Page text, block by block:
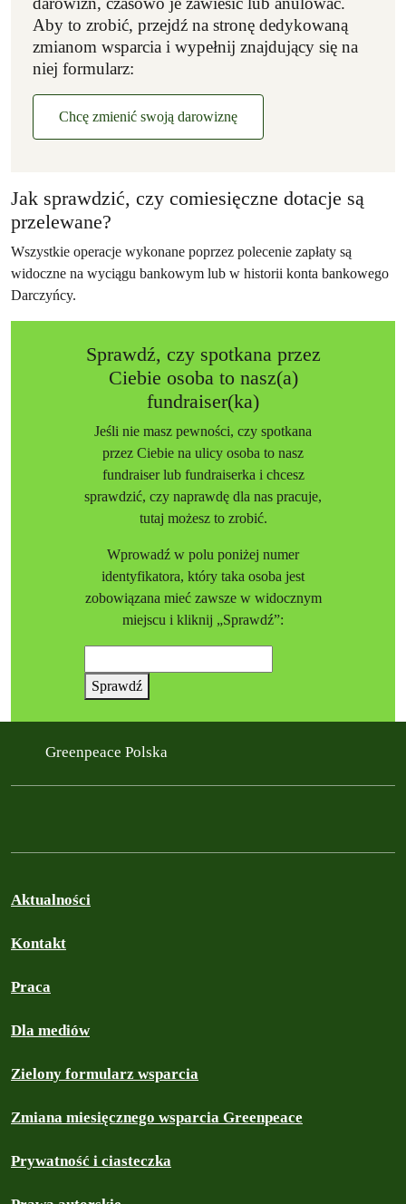
Aby to zrobić, przejdź na stronę dedykowaną
zmianom wsparcia i wypełnij znajdujący się na
niej formularz:
Chcę zmienić swoją darowiznę
Jak sprawdzić, czy comiesięczne dotacje są
przelewane?
Wszystkie operacje wykonane poprzez polecenie zapłaty są
widoczne na wyciągu bankowym lub w historii konta bankowego
Darczyńcy.
Sprawdź, czy spotkana przez
Ciebie osoba to nasz(a)
fundraiser(ka)
Jeśli nie masz pewności, czy spotkana
przez Ciebie na ulicy osoba to nasz
fundraiser lub fundraiserka i chcesz
sprawdzić, czy naprawdę dla nas pracuje,
tutaj możesz to zrobić.
Wprowadź w polu poniżej numer
identyfikatora, który taka osoba jest
zobowiązana mieć zawsze w widocznym
miejscu i kliknij „Sprawdź”:
Sprawdź
Greenpeace Polska
Aktualności
Kontakt
Praca
Dla mediów
Zielony formularz wsparcia
Zmiana miesięcznego wsparcia Greenpeace
Prywatność i ciasteczka